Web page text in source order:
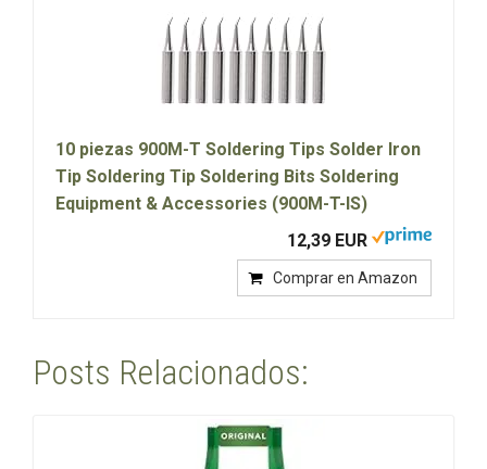
10 piezas 900M-T Soldering Tips Solder Iron
Tip Soldering Tip Soldering Bits Soldering
Equipment & Accessories (900M-T-IS)
12,39 EUR
Comprar en Amazon
Posts Relacionados: